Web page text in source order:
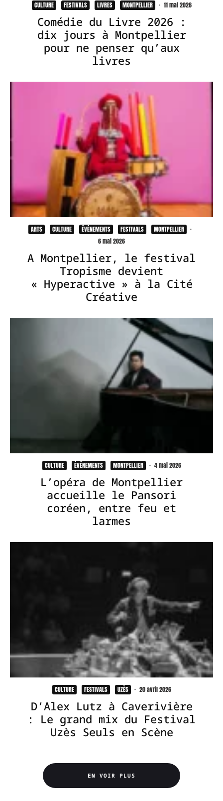
CULTURE FESTIVALS LIVRES MONTPELLIER · 11 mai 2026
Comédie du Livre 2026 :
dix jours à Montpellier
pour ne penser qu’aux
livres
ARTS CULTURE ÉVÉNEMENTS FESTIVALS MONTPELLIER
·
6 mai 2026
A Montpellier, le festival
Tropisme devient
« Hyperactive » à la Cité
Créative
CULTURE ÉVÉNEMENTS MONTPELLIER · 4 mai 2026
L’opéra de Montpellier
accueille le Pansori
coréen, entre feu et
larmes
CULTURE FESTIVALS UZÈS · 20 avril 2026
D’Alex Lutz à Caverivière
: Le grand mix du Festival
Uzès Seuls en Scène
EN VOIR PLUS